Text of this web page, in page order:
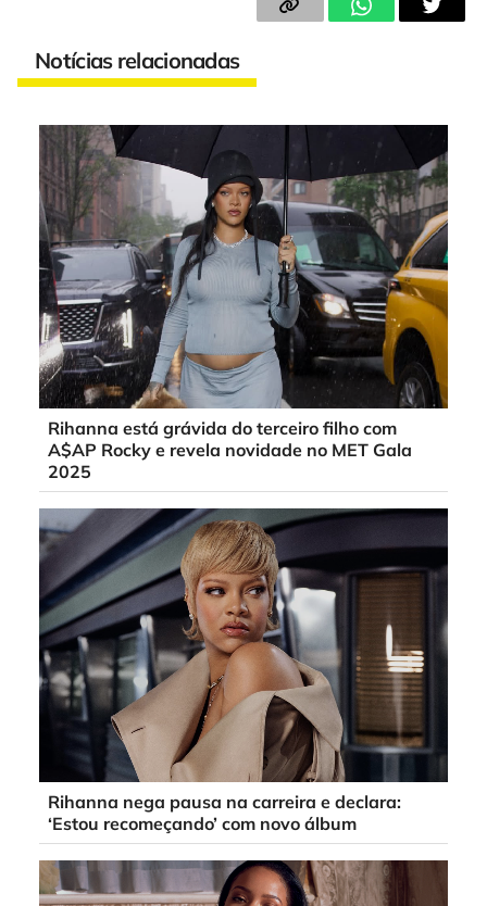
Notícias relacionadas
Rihanna está grávida do terceiro filho com
A$AP Rocky e revela novidade no MET Gala
2025
Rihanna nega pausa na carreira e declara:
‘Estou recomeçando’ com novo álbum